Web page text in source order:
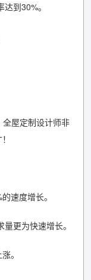
到30%。
屋定制设计师非
速度增长。
更为快速增长。
。